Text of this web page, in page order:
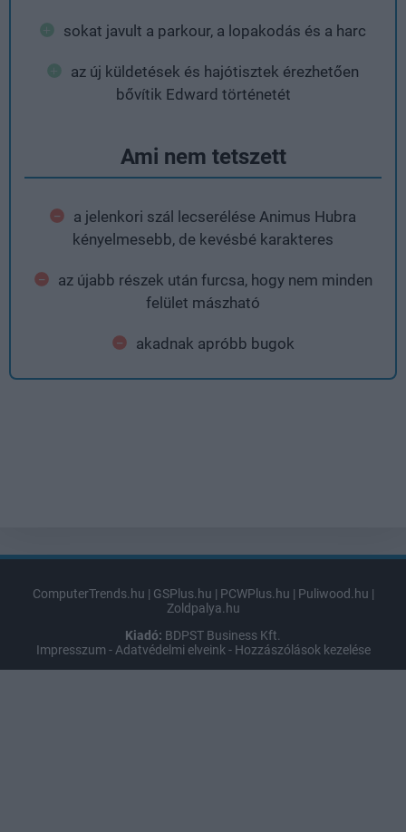
sokat javult a parkour, a lopakodás és a harc
az új küldetések és hajótisztek érezhetően
bővítik Edward történetét
Ami nem tetszett
a jelenkori szál lecserélése Animus Hubra
kényelmesebb, de kevésbé karakteres
az újabb részek után furcsa, hogy nem minden
felület mászható
akadnak apróbb bugok
ComputerTrends.hu | GSPlus.hu | PCWPlus.hu | Puliwood.hu |
Zoldpalya.hu
Kiadó: BDPST Business Kft.
Impresszum - Adatvédelmi elveink - Hozzászólások kezelése